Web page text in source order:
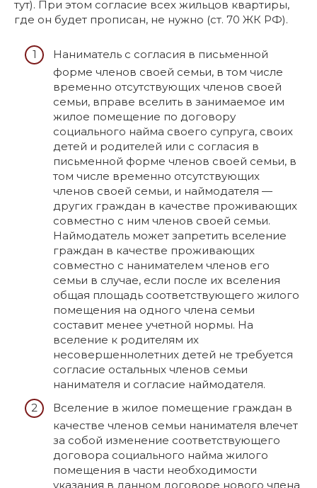
тут). При этом согласие всех жильцов квартиры,
где он будет прописан, не нужно (ст. 70 ЖК РФ).
Наниматель с согласия в письменной
форме членов своей семьи, в том числе
временно отсутствующих членов своей
семьи, вправе вселить в занимаемое им
жилое помещение по договору
социального найма своего супруга, своих
детей и родителей или с согласия в
письменной форме членов своей семьи, в
том числе временно отсутствующих
членов своей семьи, и наймодателя —
других граждан в качестве проживающих
совместно с ним членов своей семьи.
Наймодатель может запретить вселение
граждан в качестве проживающих
совместно с нанимателем членов его
семьи в случае, если после их вселения
общая площадь соответствующего жилого
помещения на одного члена семьи
составит менее учетной нормы. На
вселение к родителям их
несовершеннолетних детей не требуется
согласие остальных членов семьи
нанимателя и согласие наймодателя.
Вселение в жилое помещение граждан в
качестве членов семьи нанимателя влечет
за собой изменение соответствующего
договора социального найма жилого
помещения в части необходимости
указания в данном договоре нового члена